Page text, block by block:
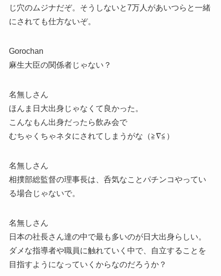
じ穴のムジナだぞ。そうしないと7万人があいつらと一緒
にされても仕方ないぞ。
Gorochan
麻生大臣の関係者じゃない？
名無しさん
ほんま日大出身じゃなくて良かった。
こんなもん出身だったら飲み会で
むちゃくちゃネタにされてしまうがな（≧∇≦）
名無しさん
相撲部総監督の理事長は、呑気なことパチンコやってい
る場合じゃないで。
名無しさん
日本の社長さん達の中で最も多いのが日大出身らしい。
ダメな指導者や職員に触れていく中で、自立することを
目指すようになっていくからなのだろうか？